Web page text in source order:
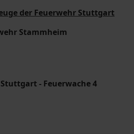
der Feuerwehr Stuttgart
Stammheim
- Feuerwache 4